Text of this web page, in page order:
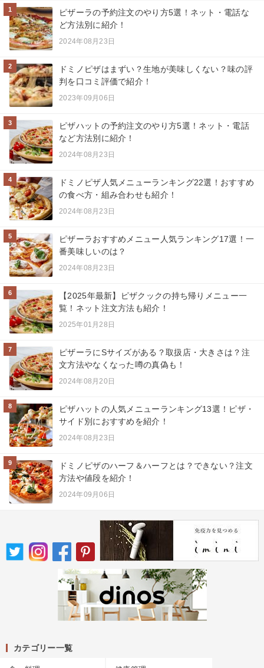
1
ピザーラの予約注文のやり方5選！ネット・電話な
ど方法別に紹介！
2024年08月23日
2
ドミノピザはまずい？生地が美味しくない？味の評
判を口コミ評価で紹介！
2023年09月06日
3
ピザハットの予約注文のやり方5選！ネット・電話
など方法別に紹介！
2024年08月23日
4
ドミノピザ人気メニューランキング22選！おすすめ
の食べ方・組み合わせも紹介！
2024年08月23日
5
ピザーラおすすめメニュー人気ランキング17選！一
番美味しいのは？
2024年08月23日
6
【2025年最新】ピザクックの持ち帰りメニュー一
覧！ネット注文方法も紹介！
2025年01月28日
7
ピザーラにSサイズがある？取扱店・大きさは？注
文方法やなくなった噂の真偽も！
2024年08月20日
8
ピザハットの人気メニューランキング13選！ピザ・
サイド別におすすめを紹介！
2024年08月23日
9
ドミノピザのハーフ＆ハーフとは？できない？注文
方法や値段を紹介！
2024年09月06日
カテゴリー一覧